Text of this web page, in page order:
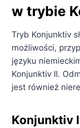
w trybie
Tryb Konjunktiv
możliwości,
języku
Konjunktiv II.
jest również
Konjunktiv